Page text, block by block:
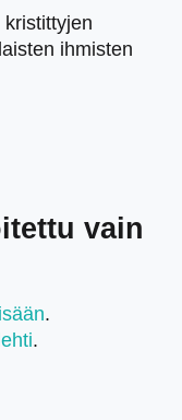
ihmisten
vain
.
.